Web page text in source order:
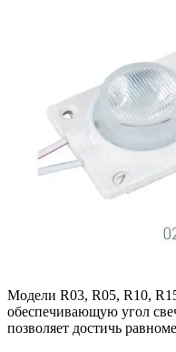
Модели R03, R05, R10,
обеспечивающую угол
позволяет достичь